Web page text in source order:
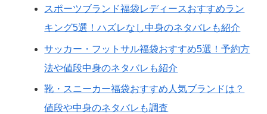
スポーツブランド福袋レディースおすすめラン
キング5選！ハズレなし中身のネタバレも紹介
サッカー・フットサル福袋おすすめ5選！予約方
法や値段中身のネタバレも紹介
靴・スニーカー福袋おすすめ人気ブランドは？
値段や中身のネタバレも調査